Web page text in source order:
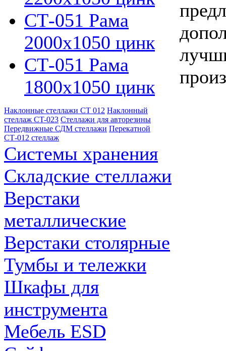
СТ-051 Рама
2000х1050 цинк
СТ-051 Рама
1800х1050 цинк
Наклонные стеллажи СТ 012 Наклонный
стеллаж CT-023 Стеллажи для авторезины
Передвижные СДМ стеллажи Перекатной
СТ-012 стеллаж
Системы хранения
Складские стеллажи
Верстаки
металлические
Верстаки столярные
Тумбы и тележки
Шкафы для
инструмента
Мебель ESD